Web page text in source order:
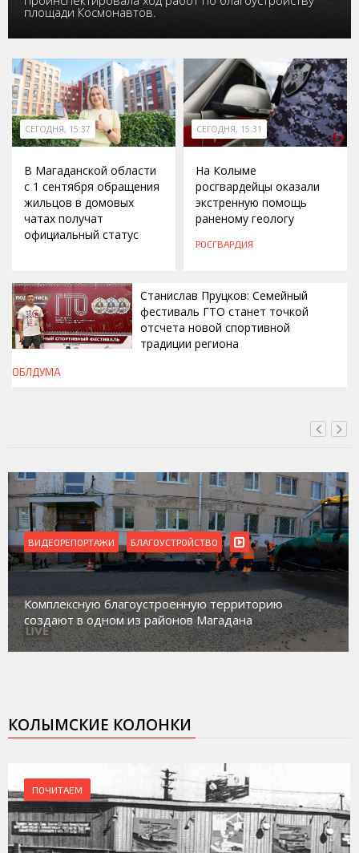
площади Космонавтов.
СЕГОДНЯ, 15:37
В Магаданской области
с 1 сентября обращения
жильцов в домовых
чатах получат
официальный статус
СЕГОДНЯ, 15:31
На Колыме
росгвардейцы оказали
экстренную помощь
раненому геологу
РОСГВАРДИЯ
СЕГОДНЯ, 15:26
Станислав Пруцков: Семейный
фестиваль ГТО станет точкой
отсчета новой спортивной
традиции региона
ОБЛДУМА
ВИДЕОРЕПОРТАЖИ БЛАГОУСТРОЙСТВО
Комплексную благоустроенную территорию
создают в одном из районов Магадана
КОЛЫМСКИЕ КОЛОНКИ
ПОЧИТАЕМ